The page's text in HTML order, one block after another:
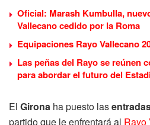
Oficial: Marash Kumbulla,
Vallecano cedido por la Roma
Equipaciones Rayo Vallecano
Las peñas del Rayo se reúnen
para abordar el futuro del
El Girona ha puesto las
partido que le enfrentará al Rayo